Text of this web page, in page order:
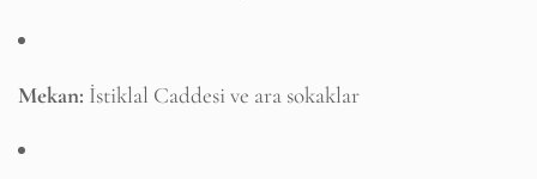
Mekan: İstiklal Caddesi ve ara sokaklar